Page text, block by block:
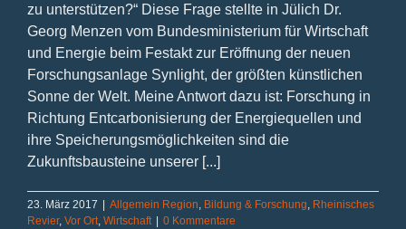
zu unterstützen?“ Diese Frage stellte in Jülich Dr.
Georg Menzen vom Bundesministerium für Wirtschaft
und Energie beim Festakt zur Eröffnung der neuen
Forschungsanlage Synlight, der größten künstlichen
Sonne der Welt. Meine Antwort dazu ist: Forschung in
Richtung Entcarbonisierung der Energiequellen und
ihre Speicherungsmöglichkeiten sind die
Zukunftsbausteine unserer [...]
23. März 2017 Allgemein Region, Bildung & Forschung, Rheinisches
Revier, Vor Ort, Wirtschaft
0 Kommentare